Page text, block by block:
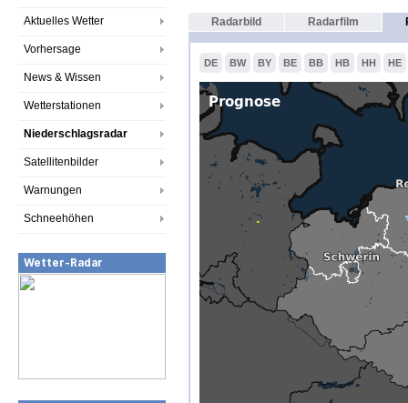
Aktuelles Wetter
Vorhersage
News & Wissen
Wetterstationen
Niederschlagsradar
Satellitenbilder
Warnungen
Schneehöhen
Wetter-Radar
Radarbild Radarfilm
DE BW BY BE BB HB HH HE